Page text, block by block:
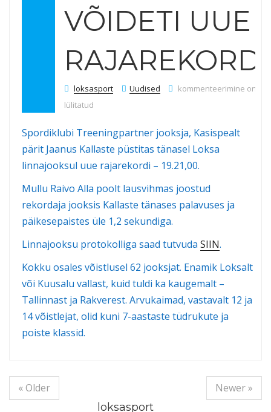
VÕIDETI UUE
loksasport Uudised Linnajooks võideti uue
kommenteerimine on
lülitatud
Spordiklubi Treeningpartner jooksja, Kasispealt
pärit Jaanus Kallaste püstitas tänasel Loksa
linnajooksul uue rajarekordi – 19.21,00.
Mullu Raivo Alla poolt lausvihmas joostud
rekordaja jooksis Kallaste tänases palavuses ja
päikesepaistes üle 1,2 sekundiga.
Linnajooksu protokolliga saad tutvuda SIIN.
Kokku osales võistlusel 62 jooksjat. Enamik Loksalt
või Kuusalu vallast, kuid tuldi ka kaugemalt –
Tallinnast ja Rakverest. Arvukaimad, vastavalt 12 ja
14 võistlejat, olid kuni 7-aastaste tüdrukute ja
poiste klassid.
« Older
Newer »
loksasport